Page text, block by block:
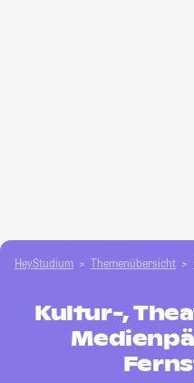
HeyStudium Themenübersicht
Kultur-,